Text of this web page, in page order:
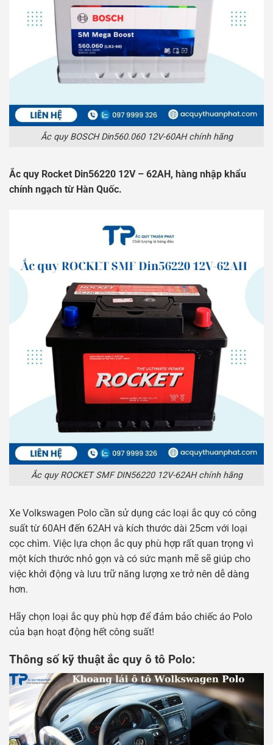
Ắc quy BOSCH Din560.060 12V-60AH chính hãng
Ắc quy Rocket Din56220 12V – 62AH, hàng nhập khẩu
chính ngạch từ Hàn Quốc.
Ắc quy ROCKET SMF DIN56220 12V-62AH chính hãng
Xe Volkswagen Polo cần sử dụng các loại ắc quy có công
suất từ ​​60AH đến 62AH và kích thước dài 25cm với loại
cọc chìm. Việc lựa chọn ắc quy phù hợp rất quan trọng vì
một kích thước nhỏ gọn và có sức mạnh mẽ sẽ giúp cho
việc khởi động và lưu trữ năng lượng xe trở nên dễ dàng
hơn.
Hãy chọn loại ắc quy phù hợp để đảm bảo chiếc áo Polo
của bạn hoạt động hết công suất!
Thông số kỹ thuật ắc quy ô tô Polo: